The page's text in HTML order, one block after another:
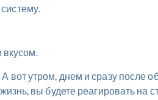
вот утром, днем и сразу после
вы будете реагировать на